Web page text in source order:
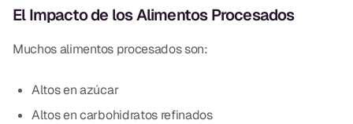
El Impacto de los Alimentos Procesados
Muchos alimentos procesados son:
Altos en azúcar
Altos en carbohidratos refinados